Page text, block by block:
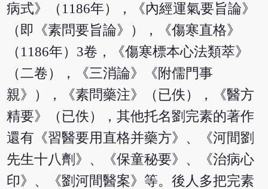
病式》（1186年），《內經運氣要旨論》
（即《素問要旨論》），《傷寒直格》
（1186年）3卷，《傷寒標本心法類萃》
（二卷），《三消論》《附儒門事
親》），《素問藥注》（已佚），《醫方
精要》（已佚），其他托名劉完素的著作
還有《習醫要用直格并藥方》、《河間劉
先生十八劑》、《保童秘要》、《治病心
印》、《劉河間醫案》等。後人多把完素